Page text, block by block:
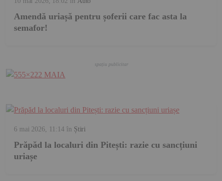
Amendă uriașă pentru șoferii care fac asta la
semafor!
6 mai 2026, 11:14în Știri
Prăpăd la localuri din Pitești: razie cu sancțiuni
uriașe